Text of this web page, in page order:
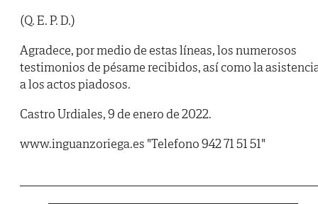
(Q. E. P. D.)
Agradece, por medio de estas líneas, los numerosos
testimonios de pésame recibidos, así como la
a los actos piadosos.
Castro Urdiales, 9 de enero de 2022.
www.inguanzoriega.es "Telefono 942 71 51 51"